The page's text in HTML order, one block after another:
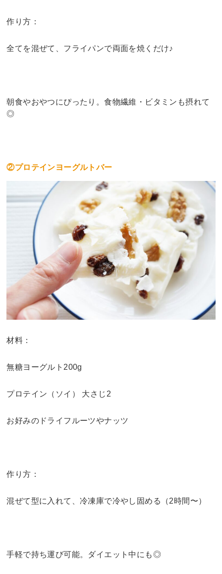
作り方：
全てを混ぜて、フライパンで両面を焼くだけ♪
朝食やおやつにぴったり。食物繊維・ビタミンも摂れて
◎
②プロテインヨーグルトバー
材料：
無糖ヨーグルト200g
プロテイン（ソイ） 大さじ2
お好みのドライフルーツやナッツ
作り方：
混ぜて型に入れて、冷凍庫で冷やし固める（2時間〜）
手軽で持ち運び可能。ダイエット中にも◎